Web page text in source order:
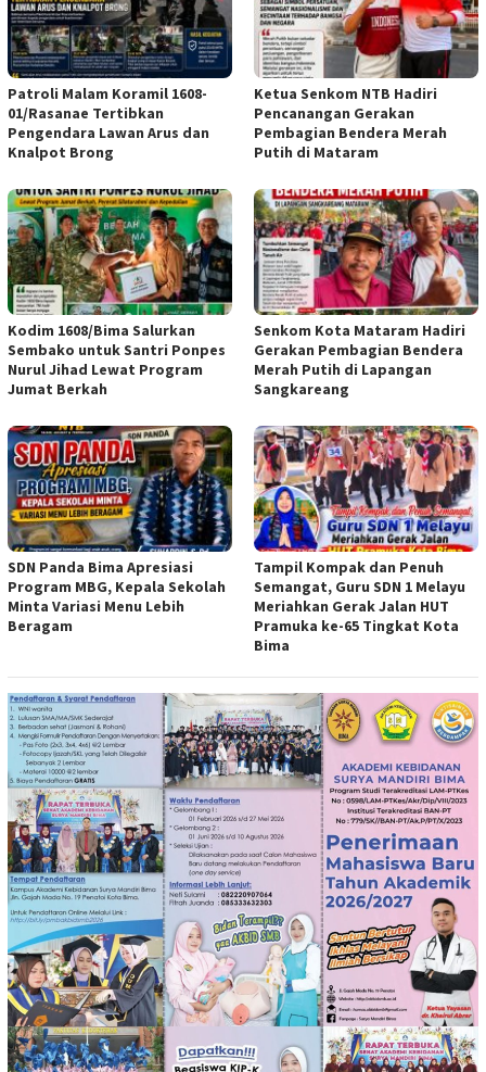
Patroli Malam Koramil 1608-
01/Rasanae Tertibkan
Pengendara Lawan Arus dan
Knalpot Brong
Ketua Senkom NTB Hadiri
Pencanangan Gerakan
Pembagian Bendera Merah
Putih di Mataram
Kodim 1608/Bima Salurkan
Sembako untuk Santri Ponpes
Nurul Jihad Lewat Program
Jumat Berkah
Senkom Kota Mataram Hadiri
Gerakan Pembagian Bendera
Merah Putih di Lapangan
Sangkareang
SDN Panda Bima Apresiasi
Program MBG, Kepala Sekolah
Minta Variasi Menu Lebih
Beragam
Tampil Kompak dan Penuh
Semangat, Guru SDN 1 Melayu
Meriahkan Gerak Jalan HUT
Pramuka ke-65 Tingkat Kota
Bima